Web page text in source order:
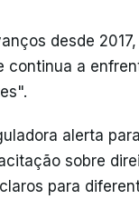
desde
continua a
alerta
sobre
para